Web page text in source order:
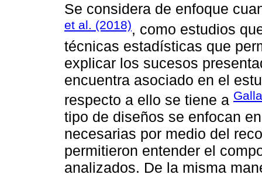
Se considera de enfoque
et al. (2018), como estudios
técnicas estadísticas que
explicar los sucesos
encuentra asociado en el
respecto a ello se tiene a
tipo de diseños se enfocan
necesarias por medio del
permitieron entender el
analizados. De la misma